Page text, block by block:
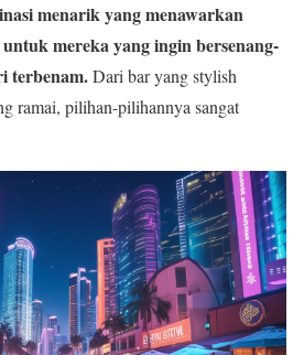
menarik yang menawarkan
mereka yang ingin bersenang-
terbenam.Dari bar yang stylish
ramai, pilihan-pilihannya sangat